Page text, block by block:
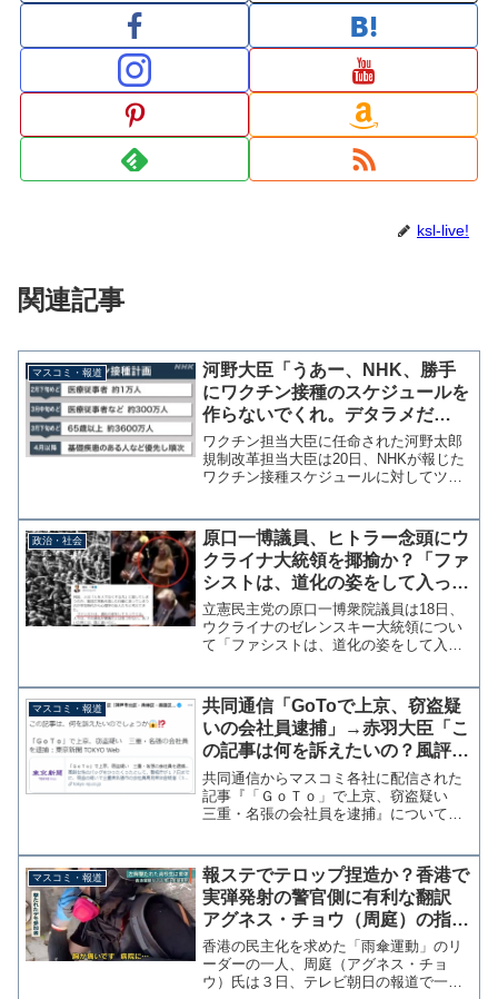
ksl-live!
関連記事
マスコミ・報道
河野大臣「うあー、NHK、勝手
にワクチン接種のスケジュールを
作らないでくれ。デタラメだ
ぞ。」
ワクチン担当大臣に任命された河野太郎
規制改革担当大臣は20日、NHKが報じた
ワクチン接種スケジュールに対してツイ
れ。デタラメだぞ。」と否定する投稿を
行った。うあー、NH...
政治・社会
原口一博議員、ヒトラー念頭にウ
クライナ大統領を揶揄か？「ファ
シストは、道化の姿をして入って
くる。人々は、その道化が悪魔だ
とは気づかない。」
立憲民主党の原口一博衆院議員は18日、
ウクライナのゼレンスキー大統領につい
て「ファシストは、道化の姿をして入っ
日本でのオンライン国会演説を求める声
をけん制した。何故、人...
マスコミ・報道
共同通信「GoToで上京、窃盗疑
いの会社員逮捕」→赤羽大臣「こ
の記事は何を訴えたいの？風評被
害」
共同通信からマスコミ各社に配信された
記事『「ＧｏＴｏ」で上京、窃盗疑い
三重・名張の会社員を逮捕』について、
は、何を訴えたいのでしょうか????⁉️
「ＧｏＴｏ」で上...
マスコミ・報道
報ステでテロップ捏造か？香港で
実弾発射の警官側に有利な翻訳
アグネス・チョウ（周庭）の指摘
受け動画削除
香港の民主化を求めた「雨傘運動」のリ
ーダーの一人、周庭（アグネス・チョ
ウ）氏は３日、テレビ朝日の報道で一部